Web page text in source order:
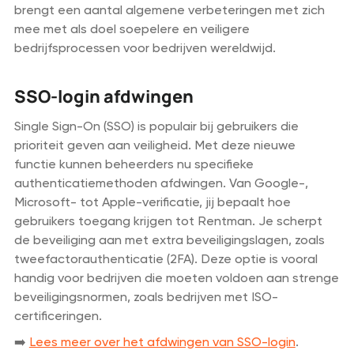
brengt een aantal algemene verbeteringen met zich
mee met als doel soepelere en veiligere
bedrijfsprocessen voor bedrijven wereldwijd.
SSO-login afdwingen
Single Sign-On (SSO) is populair bij gebruikers die
prioriteit geven aan veiligheid. Met deze nieuwe
functie kunnen beheerders nu specifieke
authenticatiemethoden afdwingen. Van Google-,
Microsoft- tot Apple-verificatie, jij bepaalt hoe
gebruikers toegang krijgen tot Rentman. Je scherpt
de beveiliging aan met extra beveiligingslagen, zoals
tweefactorauthenticatie (2FA). Deze optie is vooral
handig voor bedrijven die moeten voldoen aan strenge
beveiligingsnormen, zoals bedrijven met ISO-
certificeringen.
➡️ Lees meer over het afdwingen van SSO-login.